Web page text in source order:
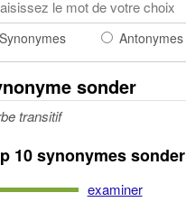
Synonymes Antonymes
sonder
transitif
10 synonymes sonder
examiner